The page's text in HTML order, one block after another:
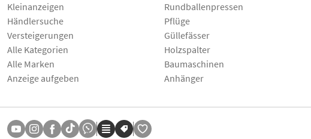
Kleinanzeigen
Händlersuche
Versteigerungen
Alle Kategorien
Alle Marken
Anzeige aufgeben
Rundballenpressen
Pflüge
Güllefässer
Holzspalter
Baumaschinen
Anhänger